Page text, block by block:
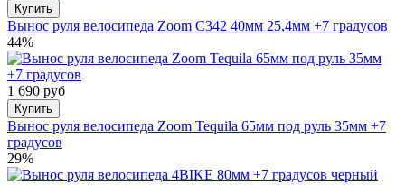
Купить
Вынос руля велосипеда Zoom C342 40мм 25,4мм +7 градусов
44%
1 690 руб
Купить
Вынос руля велосипеда Zoom Tequila 65мм под руль 35мм +7
градусов
29%